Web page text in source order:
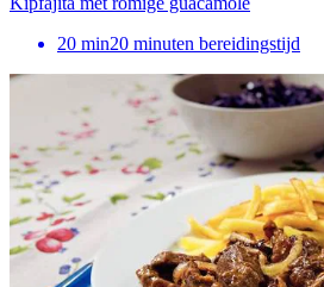
20 min20 minuten bereidingstijd